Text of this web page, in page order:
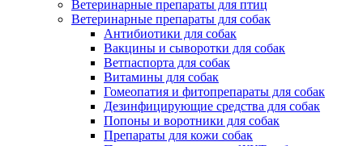
Ветеринарные препараты для птиц
Ветеринарные препараты для собак
Антибиотики для собак
Вакцины и сыворотки для собак
Ветпаспорта для собак
Витамины для собак
Гомеопатия и фитопрепараты для собак
Дезинфицирующие средства для собак
Попоны и воротники для собак
Препараты для кожи собак